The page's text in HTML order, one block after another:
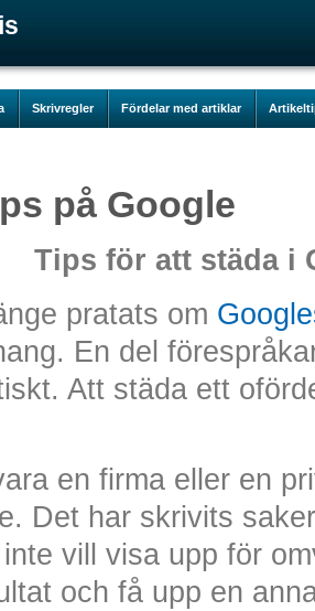
Skrivregler Fördelar med artiklar
på Google
Tips för att städa i
pratats om
En del
Att städa ett
en firma eller en
Det har skrivits
vill visa upp för
och få upp en